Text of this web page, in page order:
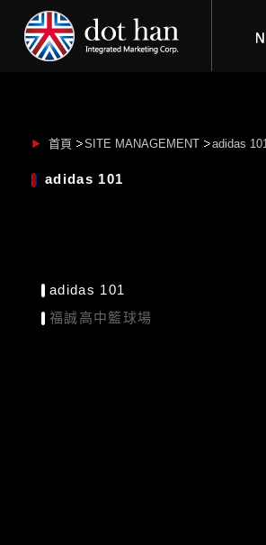
首頁 SITE MANAGEMENT adidas
adidas 101
adidas 101
福誠高中籃球場